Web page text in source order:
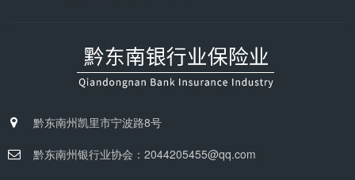
黔东南州凯里市宁波路8号
黔东南州银行业协会：2044205455@qq.com